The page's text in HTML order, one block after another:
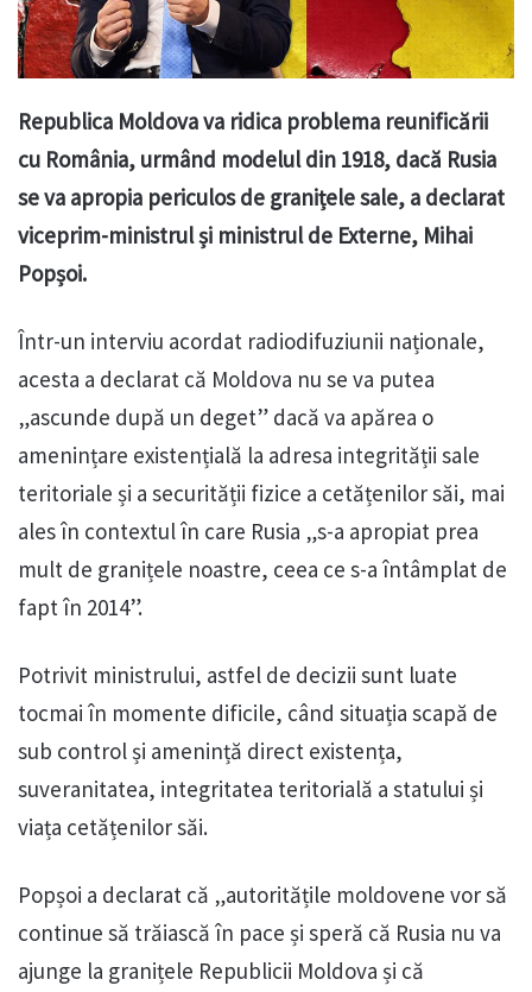
Republica Moldova va ridica problema reunificării
cu România, urmând modelul din 1918, dacă Rusia
se va apropia periculos de granițele sale, a declarat
viceprim-ministrul și ministrul de Externe, Mihai
Popșoi.
Într-un interviu acordat radiodifuziunii naționale,
acesta a declarat că Moldova nu se va putea
„ascunde după un deget” dacă va apărea o
amenințare existențială la adresa integrității sale
teritoriale și a securității fizice a cetățenilor săi, mai
ales în contextul în care Rusia „s-a apropiat prea
mult de granițele noastre, ceea ce s-a întâmplat de
fapt în 2014”.
Potrivit ministrului, astfel de decizii sunt luate
tocmai în momente dificile, când situația scapă de
sub control și amenință direct existența,
suveranitatea, integritatea teritorială a statului și
viața cetățenilor săi.
Popșoi a declarat că „autoritățile moldovene vor să
continue să trăiască în pace și speră că Rusia nu va
ajunge la granițele Republicii Moldova și că